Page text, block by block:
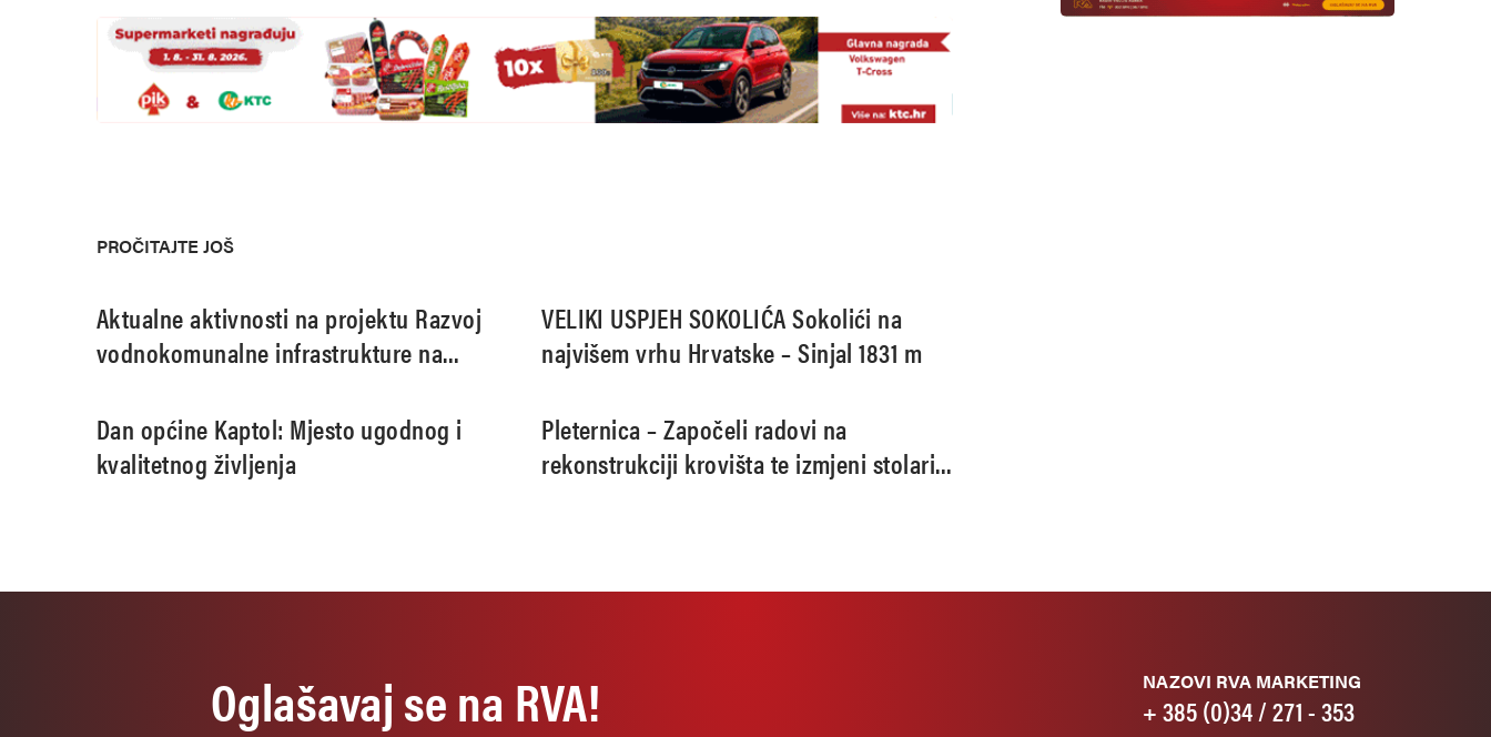
PROČITAJTE JOŠ
Aktualne aktivnosti na projektu Razvoj
vodnokomunalne infrastrukture na
VELIKI USPJEH SOKOLIĆA Sokolići na
najvišem vrhu Hrvatske – Sinjal 1831 m
Dan općine Kaptol: Mjesto ugodnog i
kvalitetnog življenja
Pleternica – Započeli radovi na
rekonstrukciji krovišta te izmjeni stolarije
Oglašavaj se na RVA! NAZOVI RVA MARKETING
+ 385 (0)34 / 271 - 353